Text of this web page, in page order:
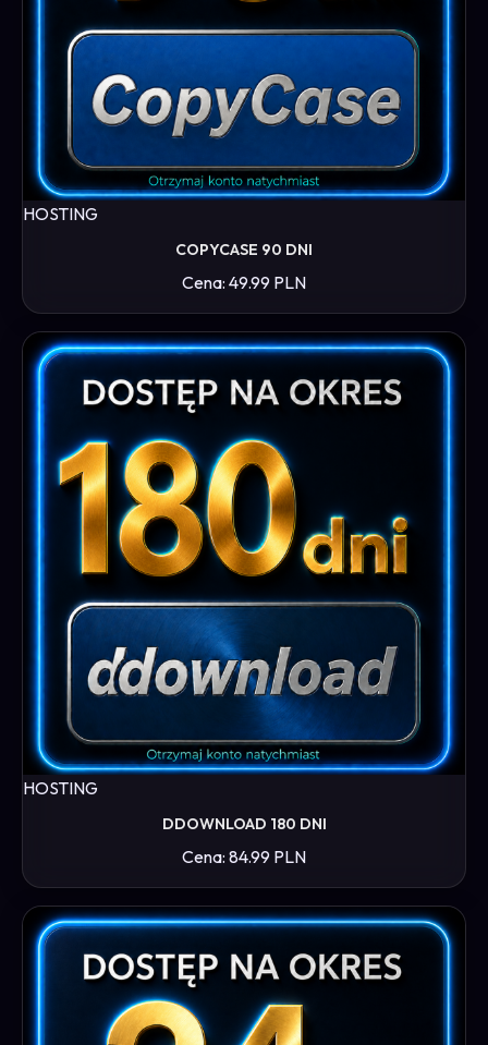
HOSTING
COPYCASE 90 DNI
Cena: 49.99 PLN
HOSTING
DDOWNLOAD 180 DNI
Cena: 84.99 PLN